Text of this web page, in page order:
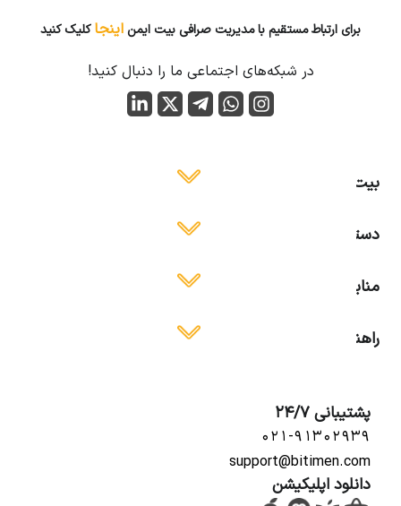
برای ارتباط مستقیم با مدیریت صرافی بیت ایمن اینجاکلیک کنید
در شبکه‌های اجتماعی ما را دنبال کنید!
بیت ایمن
دسترسی آسان
منابع آموزشی
راهنمای استفاده
پشتیبانی 24/7
۰۲۱-۹۱۳۰۲۹۳۹
support@bitimen.com
دانلود اپلیکیشن